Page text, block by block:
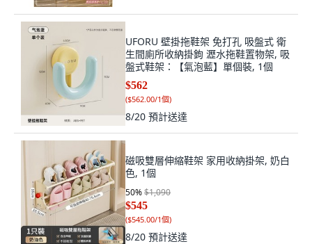
UFORU 壁掛拖鞋架 免打孔 吸盤式 衛
生間廁所收納掛鉤 瀝水拖鞋置物架, 吸
盤式鞋架：【氣泡藍】單個裝, 1個
$562
($562.00/1個)
8/20 預計送達
磁吸雙層伸縮鞋架 家用收納掛架, 奶白
色, 1個
50%$1,090
$545
($545.00/1個)
8/20 預計送達